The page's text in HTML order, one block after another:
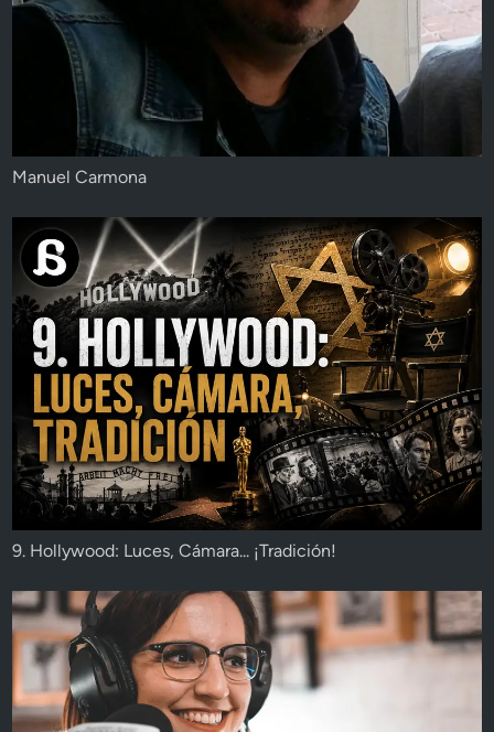
Manuel Carmona
9. Hollywood: Luces, Cámara... ¡Tradición!